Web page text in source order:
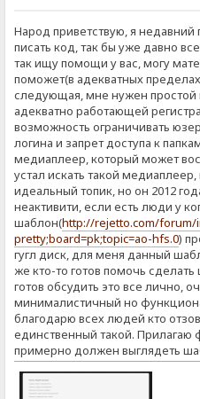
Народ приветствую, я недавний
писать код, так бы уже давно
так ищу помощи у вас, могу
поможет(в адекватных
следующая, мне нужен
адекватно работающей
возможность ограничивать
логина и запрет доступа к
медиаплеер, который может
устал искать такой
идеальный топик, но он 2012
неактивити, если есть люди у
шаблон(http://rejetto.com/forum/
pretty;board=pk;topic=ao-hfs.0)
гугл диск, для меня данный
же кто-то готов помочь
готов обсудить это все лично,
минималистичный но
благодарю всех людей кто
единственный такой. Прилагаю
примерно должен выглядеть